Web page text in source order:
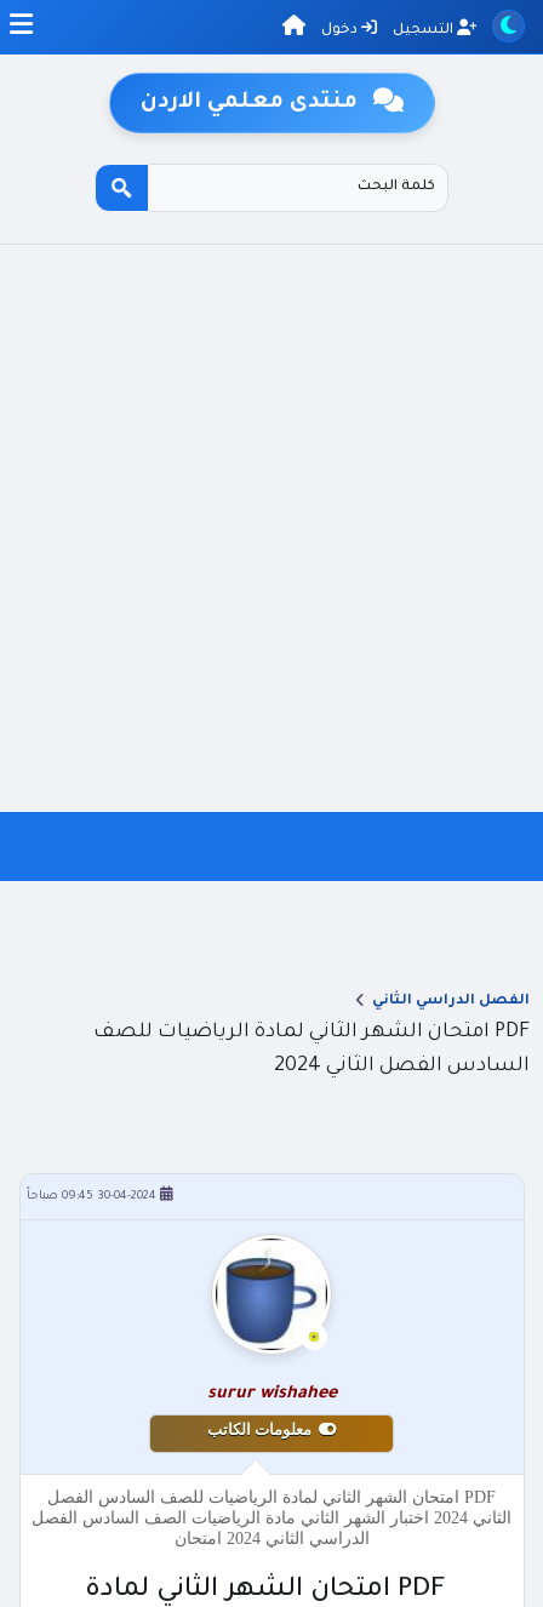
التسجيل دخول
منتدى معلمي الاردن
الفصل الدراسي الثاني
PDF امتحان الشهر الثاني لمادة الرياضيات للصف
السادس الفصل الثاني 2024
30-04-2024 09:45 صباحاً
surur wishahee
معلومات الكاتب
PDF امتحان الشهر الثاني لمادة الرياضيات للصف السادس الفصل
الثاني 2024 اختبار الشهر الثاني مادة الرياضيات الصف السادس الفصل
الدراسي الثاني 2024 امتحان
PDF امتحان الشهر الثاني لمادة